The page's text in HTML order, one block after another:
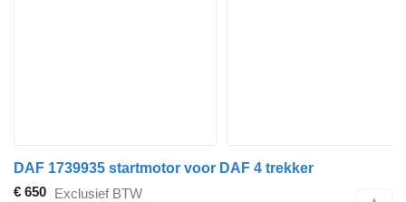
DAF 1739935 startmotor voor DAF 4 trekker
€ 650 Exclusief BTW